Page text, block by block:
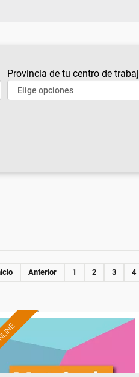
Provincia de tu centro de
Anterior 1 2 3 4